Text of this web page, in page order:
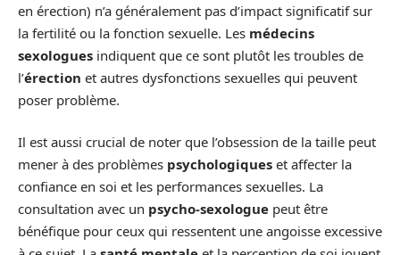
en érection) n’a généralement pas d’impact significatif sur
la fertilité ou la fonction sexuelle. Les médecins
sexologues indiquent que ce sont plutôt les troubles de
l’érection et autres dysfonctions sexuelles qui peuvent
poser problème.
Il est aussi crucial de noter que l’obsession de la taille peut
mener à des problèmes psychologiques et affecter la
confiance en soi et les performances sexuelles. La
consultation avec un psycho-sexologue peut être
bénéfique pour ceux qui ressentent une angoisse excessive